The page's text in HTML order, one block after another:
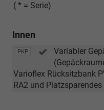
( * = Serie)
Innen
PKP
Variabler
Varioflex Rücksitzbank
RA2 und